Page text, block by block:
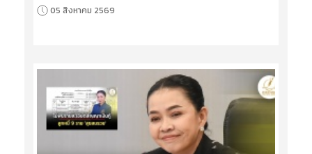
05 สิงหาคม 2569